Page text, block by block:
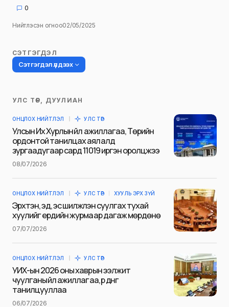
0
Нийтлэсэн огноо02/05/2025
СЭТГЭГДЭЛ
Сэтгэгдэл үлдээх
Таны имэйл хаягийг нийтлэхгүй.
тэмдэглэсэн
Сэтгэгдэл*
Name
УЛС ТӨР, ДУУЛИАН
ОНЦЛОХ НИЙТЛЭЛ УЛС ТӨР
Улсын Их Хурлын үйл ажиллагаа, Төрийн
ордонтой танилцах аялалд
зургаадугаар сард 11019 иргэн оролцжээ
08/07/2026
ОНЦЛОХ НИЙТЛЭЛ УЛС ТӨР ХУУЛЬ ЭРХ ЗҮЙ
Эрхтэн, эд, эс шилжүүлэн суулгах тухай
хуулийг ердийн журмаар дагаж мөрдөнө
07/07/2026
ОНЦЛОХ НИЙТЛЭЛ УЛС ТӨР
УИХ-ын 2026 оны хаврын ээлжит
чуулганы үйл ажиллагаа, үр дүнг
танилцууллаа
06/07/2026